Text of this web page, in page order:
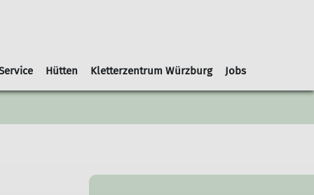
Organigramm Geschäftsstelle
Sportangebote Winter Kontakt
Kontakt
Vorträge Alpenvereinaktiv
Hütten
von-Edel-Hütte
Kletterzentrum Würzburg
Fragen Anfahrt Kontakt Gutscheine
Jobs